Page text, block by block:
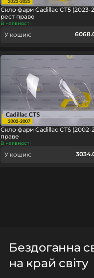
Скло фари Cadillac CT5 (2023-
рест праве
В наявності
У кошик:
Скло фари Cadillac CTS (2002-
праве
В наявності
У кошик:
Бездоганна
на край світу